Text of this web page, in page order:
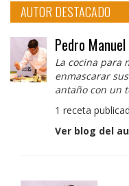
AUTOR DESTACADO
Pedro
La cocina para
enmascarar
antaño con un
1 receta
Ver blog del